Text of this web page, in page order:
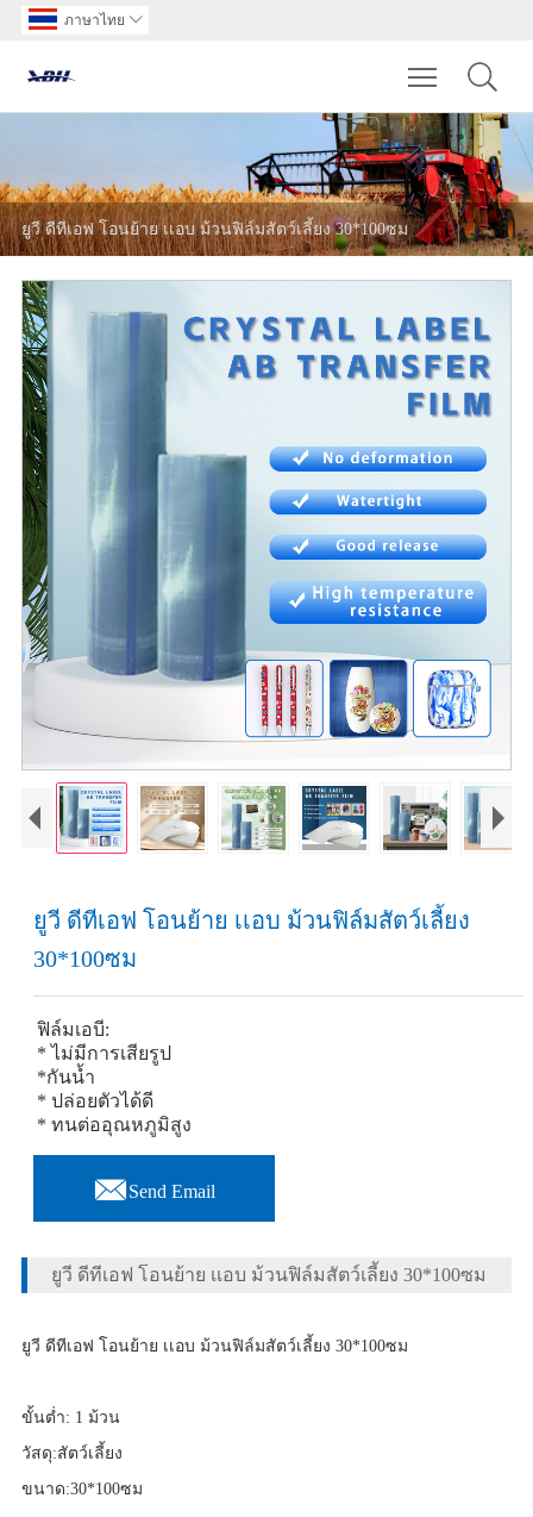
ภาษาไทย 
Toggle
ยูวี ดีทีเอฟ โอนย้าย เเอบ ม้วนฟิล์มสัตว์เลี้ยง 30*100ซม
ยูวี ดีทีเอฟ โอนย้าย เเอบ ม้วนฟิล์มสัตว์เลี้ยง
30*100ซม
ฟิล์มเอบี:
* ไม่มีการเสียรูป
*กันน้ำ
* ปล่อยตัวได้ดี
* ทนต่ออุณหภูมิสูง
Send Email
ยูวี ดีทีเอฟ โอนย้าย เเอบ ม้วนฟิล์มสัตว์เลี้ยง 30*100ซม
ยูวี ดีทีเอฟ โอนย้าย เเอบ ม้วนฟิล์มสัตว์เลี้ยง 30*100ซม
ขั้นต่ำ: 1 ม้วน
วัสดุ:สัตว์เลี้ยง
ขนาด:30*100ซม